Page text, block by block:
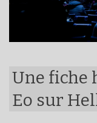
Une fiche
Eo sur